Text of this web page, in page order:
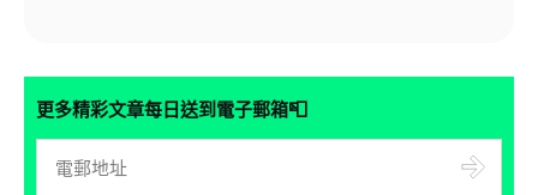
更多精彩文章每日送到電子郵箱📮